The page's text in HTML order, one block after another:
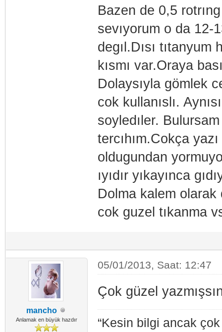
Bazen de 0,5
sevıyorum o da 12-
degıl.Dısı
kısmı var.Oraya
Dolaysıyla gömlek
cok kullanıslı.
soyledıler.
tercıhım.Cokça
oldugundan
ıyıdır yıkayınca
Dolma kalem olarak
cok guzel tıkanma
mancho
Anlamak en büyük hazdır
05/01/2013, Saat: 12:47
Çok güzel
“Kesin bilgi ancak